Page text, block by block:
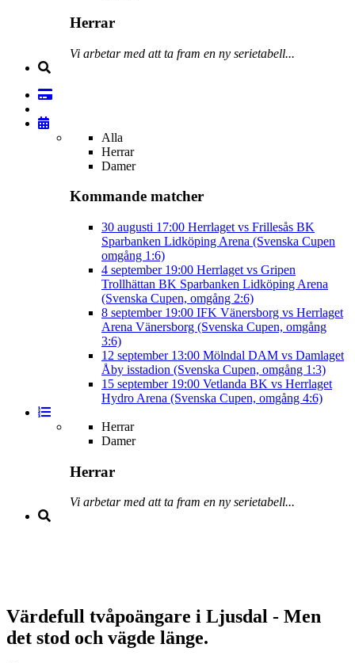
Herrar
Vi arbetar med att ta fram en ny serietabell...
Alla
Herrar
Damer
Kommande matcher
30 augusti 17:00 Herrlaget vs Frillesås BK
Sparbanken Lidköping Arena (Svenska Cupen
omgång 1:6)
4 september 19:00 Herrlaget vs Gripen
Trollhättan BK Sparbanken Lidköping Arena
(Svenska Cupen, omgång 2:6)
8 september 19:00 IFK Vänersborg vs Herrlaget
Arena Vänersborg (Svenska Cupen, omgång
3:6)
12 september 13:00 Mölndal DAM vs Damlaget
Åby isstadion (Svenska Cupen, omgång 1:3)
15 september 19:00 Vetlanda BK vs Herrlaget
Hydro Arena (Svenska Cupen, omgång 4:6)
Herrar
Damer
Herrar
Vi arbetar med att ta fram en ny serietabell...
Värdefull tvåpoängare i Ljusdal - Men
det stod och vägde länge.